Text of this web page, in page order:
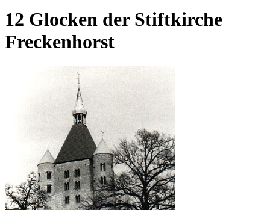
12 Glocken der Stiftkirche
Freckenhorst